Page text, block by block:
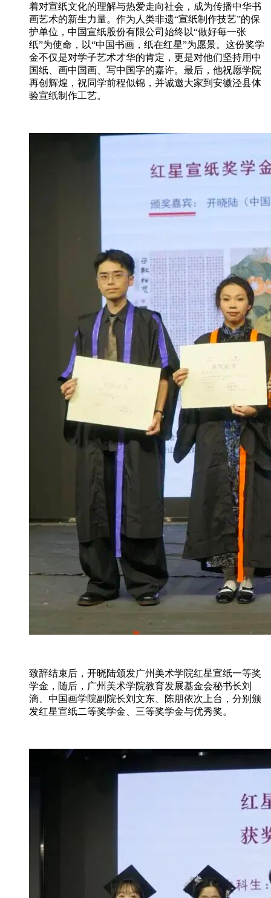
着对宣纸文化的理解与热爱走向社会，成为传播中华书
画艺术的新生力量。作为人类非遗“宣纸制作技艺”的保
护单位，中国宣纸股份有限公司始终以“做好每一张
纸”为使命，以“中国书画，纸在红星”为愿景。这份奖学
金不仅是对学子艺术才华的肯定，更是对他们坚持用中
国纸、画中国画、写中国字的嘉许。最后，他祝愿学院
再创辉煌，祝同学前程似锦，并诚邀大家到安徽泾县体
验宣纸制作工艺。
致辞结束后，开晓陆颁发广州美术学院红星宣纸一等奖
学金，随后，广州美术学院教育发展基金会秘书长刘
滴、中国画学院副院长刘文东、陈朋依次上台，分别颁
发红星宣纸二等奖学金、三等奖学金与优秀奖。